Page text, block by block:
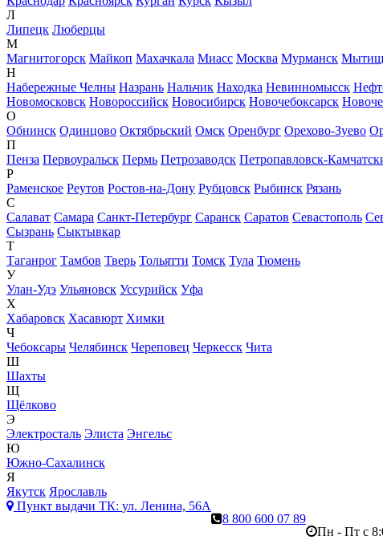
Л
Липецк Люберцы
М
Магнитогорск Майкоп Махачкала Миасс Москва Мурманск
Н
Набережные Челны Назрань Нальчик Находка Невинномысск
Новомосковск Новороссийск Новосибирск Новочебоксарск
О
Обнинск Одинцово Октябрьский Омск Оренбург Орехово-Зуево
П
Пенза Первоуральск Пермь Петрозаводск Петропавловск-
Р
Раменское Реутов Ростов-на-Дону Рубцовск Рыбинск Рязань
С
Салават Самара Санкт-Петербург Саранск Саратов Севастополь
Сызрань Сыктывкар
Т
Таганрог Тамбов Тверь Тольятти Томск Тула Тюмень
У
Улан-Удэ Ульяновск Уссурийск Уфа
Х
Хабаровск Хасавюрт Химки
Ч
Чебоксары Челябинск Череповец Черкесск Чита
Ш
Шахты
Щ
Щёлково
Э
Электросталь Элиста Энгельс
Ю
Южно-Сахалинск
Я
Якутск Ярославль
Пункт выдачи ТК: ул. Ленина, 56А
8 800 600 07 89
Пн - Пт с